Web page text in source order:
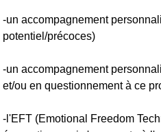
-un accompagnement
potentiel/précoces)
-un accompagnement
et/ou en questionnement à ce
-l'EFT (Emotional Freedom